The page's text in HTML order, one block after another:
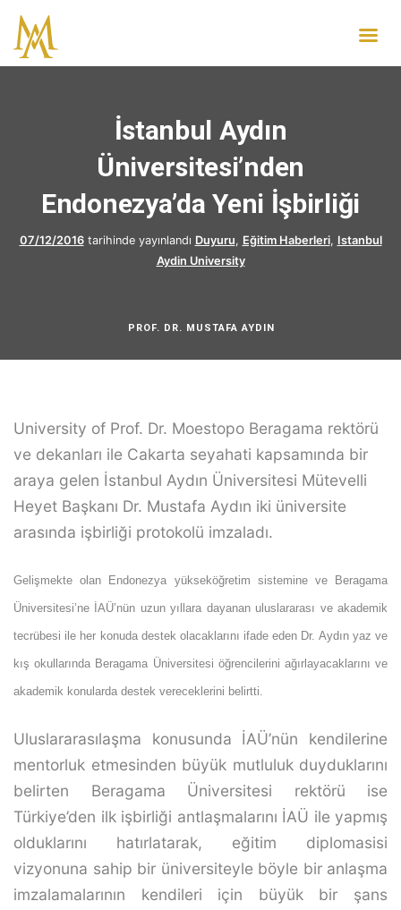
İstanbul Aydın
Üniversitesi’nden
Endonezya’da Yeni İşbirliği
07/12/2016tarihinde yayınlandı Duyuru, Eğitim Haberleri, Istanbul
Aydin University
PROF. DR. MUSTAFA AYDIN
University of Prof. Dr. Moestopo Beragama rektörü
ve dekanları ile Cakarta seyahati kapsamında bir
araya gelen İstanbul Aydın Üniversitesi Mütevelli
Heyet Başkanı Dr. Mustafa Aydın iki üniversite
arasında işbirliği protokolü imzaladı.
Gelişmekte olan Endonezya yükseköğretim sistemine ve Beragama
Üniversitesi’ne İAÜ’nün uzun yıllara dayanan uluslararası ve akademik
tecrübesi ile her konuda destek olacaklarını ifade eden Dr. Aydın yaz ve
kış okullarında Beragama Üniversitesi öğrencilerini ağırlayacaklarını ve
akademik konularda destek vereceklerini belirtti.
Uluslararasılaşma konusunda İAÜ’nün kendilerine
mentorluk etmesinden büyük mutluluk duyduklarını
belirten Beragama Üniversitesi rektörü ise
Türkiye’den ilk işbirliği antlaşmalarını İAÜ ile yapmış
olduklarını hatırlatarak, eğitim diplomasisi
vizyonuna sahip bir üniversiteyle böyle bir anlaşma
imzalamalarının kendileri için büyük bir şans